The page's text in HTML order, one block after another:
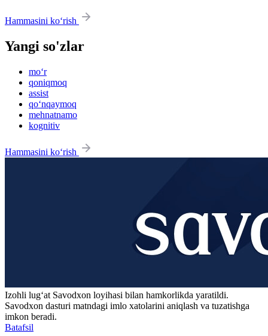
Hammasini ko‘rish
Yangi so'zlar
mo‘r
qoniqmoq
assist
qo‘nqaymoq
mehnatnamo
kognitiv
Hammasini ko‘rish
Izohli lugʻat Savodxon loyihasi bilan hamkorlikda yaratildi.
Savodxon dasturi matndagi imlo xatolarini aniqlash va tuzatishga
imkon beradi.
Batafsil